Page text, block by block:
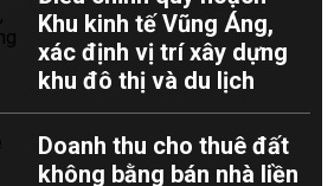
Khu kinh tế Vũng Áng,
xác định vị trí xây dựng
khu đô thị và du lịch
Doanh thu cho thuê đất
không bằng bán nhà liền